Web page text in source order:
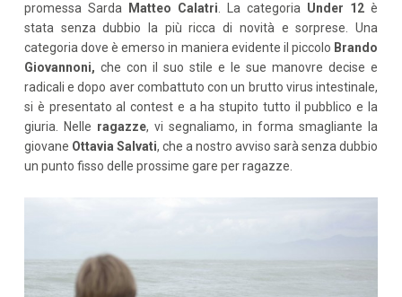
promessa Sarda Matteo Calatri . La categoria Under 12 è
stata senza dubbio la più ricca di novità e sorprese. Una
categoria dove è emerso in maniera evidente il piccolo Brando
Giovannoni, che con il suo stile e le sue manovre decise e
radicali e dopo aver combattuto con un brutto virus intestinale,
si è presentato al contest e a ha stupito tutto il pubblico e la
giuria. Nelle ragazze, vi segnaliamo, in forma smagliante la
giovane Ottavia Salvati, che a nostro avviso sarà senza dubbio
un punto fisso delle prossime gare per ragazze.